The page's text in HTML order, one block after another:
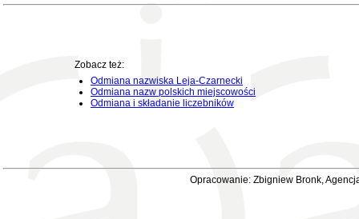
Zobacz też:
Odmiana nazwiska Leja-Czarnecki
Odmiana nazw polskich miejscowości
Odmiana i składanie liczebników
Opracowanie: Zbigniew Bronk,